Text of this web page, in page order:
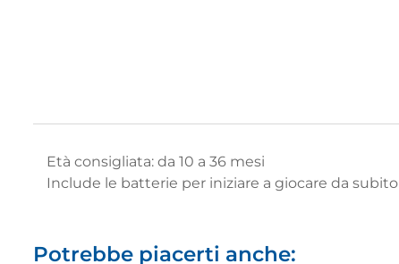
Età consigliata: da 10 a 36 mesi
Include le batterie per iniziare a giocare da subito
Potrebbe piacerti anche: